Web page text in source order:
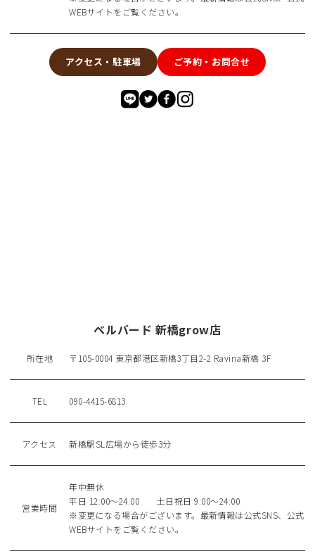
WEBサイトをご覧ください。
アクセス・駐車場 ご予約・お問合せ
ベルバード 新橋grow店
所在地 〒105-0004 東京都港区新橋3丁目2-2 Ravina新橋 3F
TEL 090-4415-6813
アクセス 新橋駅SL広場から徒歩3分
営業時間
年中無休
平日 12:00～24:00 土日祝日 9:00～24:00
※変更になる場合がございます。最新情報は公式SNS、公式
WEBサイトをご覧ください。